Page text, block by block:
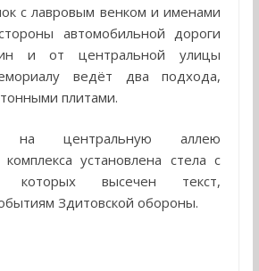
с лавровым венком и именами
автомобильной дороги
и от центральной улицы
ведёт два подхода,
плитами.
центральную аллею
установлена стела с
которых высечен текст,
Здитовской обороны.